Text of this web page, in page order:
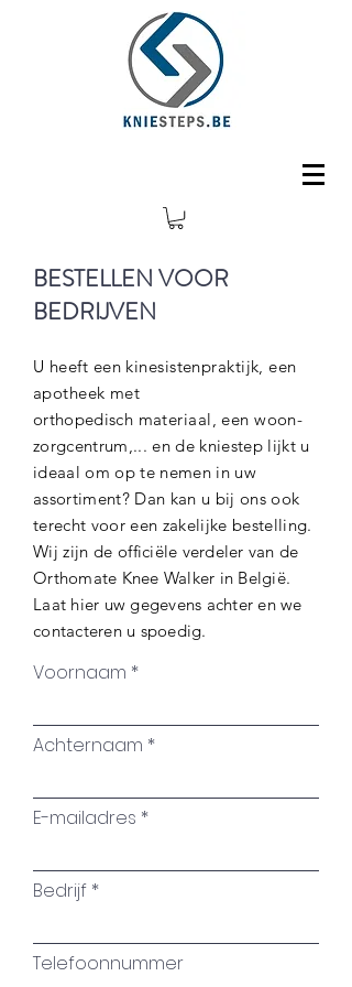
BESTELLEN VOOR
BEDRIJVEN
U heeft een kinesistenpraktijk, een
apotheek met
orthopedisch materiaal, eenwoon-
zorgcentrum,... en de kniestep lijkt u
ideaal om op te nemen in uw
assortiment? Dan kan u bij ons ook
terecht voor een zakelijke bestelling.
Wij zijn deofficiële verdeler van de
Orthomate Knee Walker in België.
Laat hier uw gegevens achter en we
contacteren u spoedig.
Voornaam
Achternaam
E-mailadres
Bedrijf
Telefoonnummer